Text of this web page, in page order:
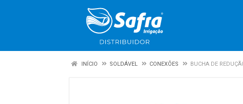
INÍCIO SOLDÁVEL CONEXÕES BUCHA DE